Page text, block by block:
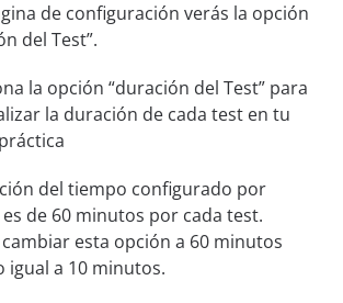
de configuración verás la opción
del Test”.
la opción “duración del Test” para
la duración de cada test en tu
del tiempo configurado por
de 60 minutos por cada test.
esta opción a 60 minutos
igual a 10 minutos.